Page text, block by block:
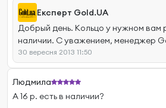
Експерт Gold.UA
Добрый день. Кольцо у нужном вам
наличии. С уважением, менеджер
30 вересня 2013 11:50
Людмила
А 16 р. есть в наличии?